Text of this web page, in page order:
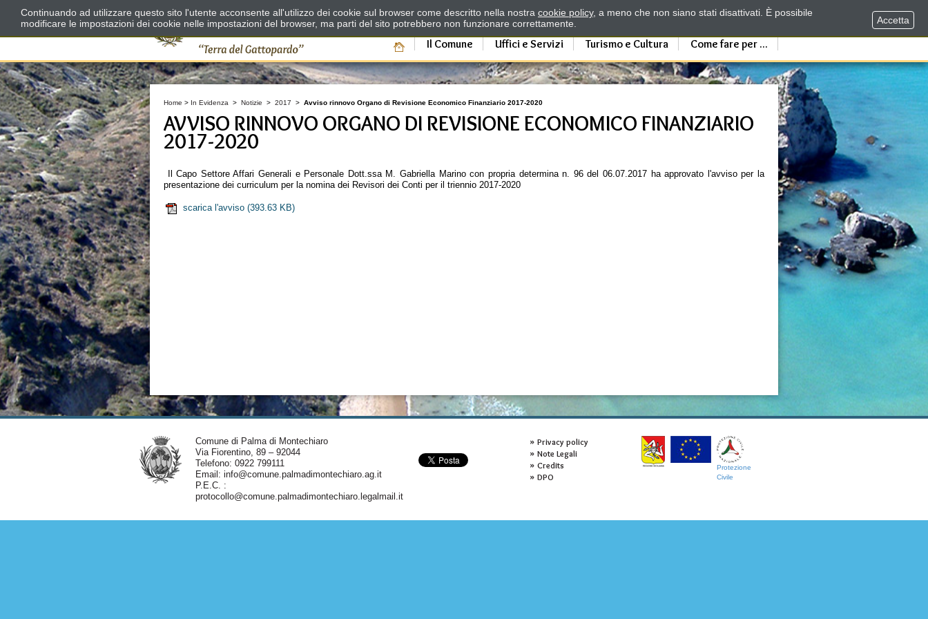
Il Comune Uffici e Servizi Turismo e Cultura Come fare per ...
Home > In Evidenza > Notizie > 2017 > Avviso rinnovo Organo di Revisione Economico Finanziario 2017-2020
AVVISO RINNOVO ORGANO DI REVISIONE ECONOMICO FINANZIARIO
2017-2020
Il Capo Settore Affari Generali e Personale Dott.ssa M. Gabriella Marino con propria determina n. 96 del 06.07.2017 ha approvato l'avviso per la
presentazione dei curriculum per la nomina dei Revisori dei Conti per il triennio 2017-2020
scarica l'avviso (393.63 KB)
Comune di Palma di Montechiaro
Via Fiorentino, 89 – 92044
Telefono: 0922 799111
Email: info@comune.palmadimontechiaro.ag.it
P.E.C. :
protocollo@comune.palmadimontechiaro.legalmail.it
Privacy policy
Note Legali
Credits
DPO
Protezione
Civile
Continuando ad utilizzare questo sito l'utente acconsente all'utilizzo dei cookie sul browser come descritto nella nostra cookie policy, a meno che non siano stati disattivati. È possibile
modificare le impostazioni dei cookie nelle impostazioni del browser, ma parti del sito potrebbero non funzionare correttamente.
Accetta